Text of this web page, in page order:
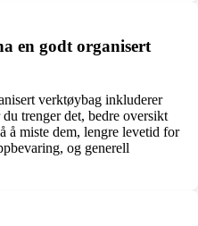
en godt organisert
verktøybag inkluderer
trenger det, bedre oversikt
å miste dem, lengre levetid for
og generell